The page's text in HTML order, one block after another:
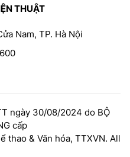
THUẬT
Nam, TP. Hà Nội
ngày 30/08/2024 do BỘ
cấp
& Văn hóa, TTXVN. All